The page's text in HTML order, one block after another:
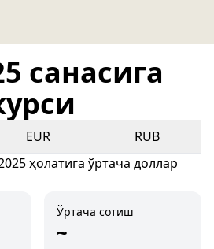
санасига
EUR
RUB
ҳолатига ўртача доллар
Ўртача сотиш
~